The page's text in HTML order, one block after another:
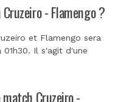
- Flamengo ?
et Flamengo sera
Il s'agit d'une
Cruzeiro -